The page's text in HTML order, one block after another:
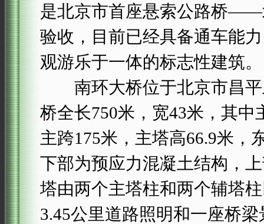
是北京市首座悬索公路桥——
验收，目前已经具备通车能
观游乐于一体的标志性建筑。
南环大桥位于北京市昌平
桥全长750米，宽43米，其
主跨175米，主塔高66.9米，
下部为预应力混凝土结构，
塔由两个主塔柱和两个辅塔
3.45公里道路照明和一座桥